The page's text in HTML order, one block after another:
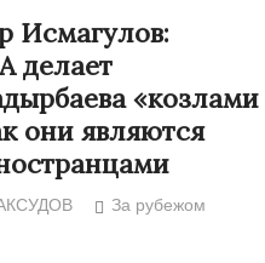
Исмагулов:
делает
«козлами
они являются
За рубежом